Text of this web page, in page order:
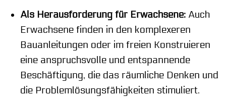
Als Herausforderung für Erwachsene:Auch
Erwachsene finden in den komplexeren
Bauanleitungen oder im freien Konstruieren
eine anspruchsvolle und entspannende
Beschäftigung, die das räumliche Denken und
die Problemlösungsfähigkeiten stimuliert.